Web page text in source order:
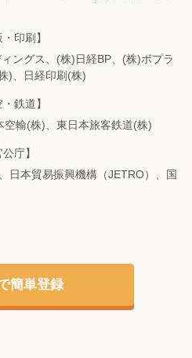
・印刷】
ングス、(株)日経BP、(株)ポプラ
)、日経印刷(株)
・鉄道】
輸(株)、東日本旅客鉄道(株)
公庁】
日本貿易振興機構（JETRO）、国
簡単登録